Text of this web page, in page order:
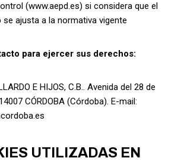
(www.aepd.es) si considera que el
ajusta a la normativa vigente
para ejercer sus derechos:
E HIJOS, C.B.. Avenida del 28 de
CÓRDOBA (Córdoba). E-mail:
UTILIZADAS EN